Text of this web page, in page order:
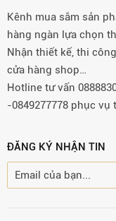
Kênh mua sắm sản
hàng ngàn lựa chọn
Nhận thiết kế, thi
cửa hàng shop…
Hotline tư vấn
-0849277778 phục vụ
ĐĂNG KÝ NHẬN TIN